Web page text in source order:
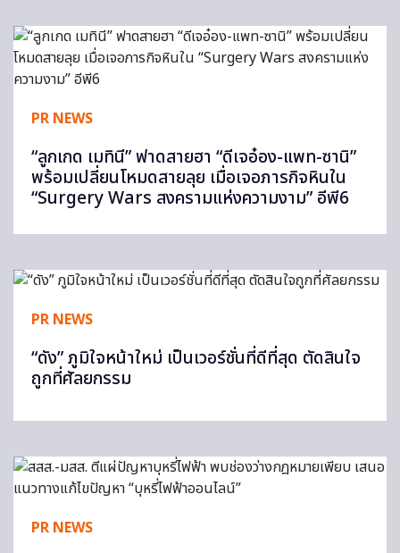
PR NEWS
“ลูกเกด เมทินี” ฟาดสายฮา “ดีเจอ๋อง-แพท-ซานิ”
พร้อมเปลี่ยนโหมดสายลุย เมื่อเจอภารกิจหินใน
“Surgery Wars สงครามแห่งความงาม” อีพี6
PR NEWS
“ดัง” ภูมิใจหน้าใหม่ เป็นเวอร์ชั่นที่ดีที่สุด ตัดสินใจ
ถูกที่ศัลยกรรม
PR NEWS